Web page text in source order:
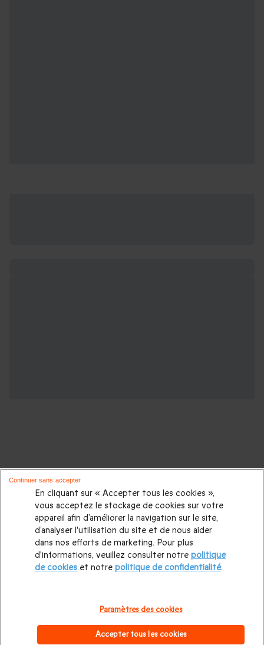
D'autres idées de cadeaux pour vos
proches :
Cadeaux d'anniversaire|Cadeaux femme|Cadeaux homme
Cadeaux couple|Cadeau Noël|Cadeau de Noël femme
Cadeau de Noël homme|Coffrets cadeaux pour femme
Cadeaux Saint Valentin femme|Cadeaux de mariage
Cadeaux d'anniversaire de mariage
En cliquant sur « Accepter tous les cookies »,
vous acceptez le stockage de cookies sur votre
appareil afin d’améliorer la navigation sur le site,
d’analyser l'utilisation du site et de nous aider
dans nos efforts de marketing. Pour plus
d'informations, veuillez consulter notre politique
de cookieset notre politique de confidentialité.
Paramètres des cookies
Accepter tous les cookies
Continuer sans accepter